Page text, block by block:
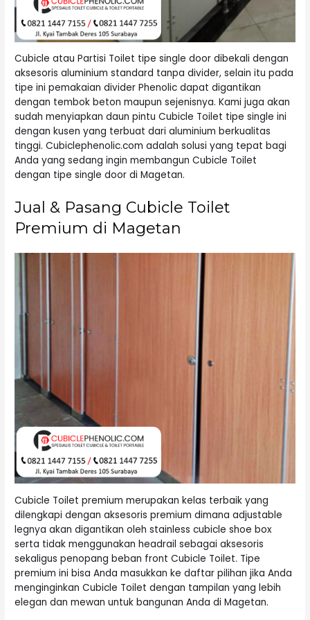
Cubicle atau Partisi Toilet tipe single door dibekali dengan
aksesoris aluminium standard tanpa divider, selain itu pada
tipe ini pemakaian divider Phenolic dapat digantikan
dengan tembok beton maupun sejenisnya. Kami juga akan
sudah menyiapkan daun pintu Cubicle Toilet tipe single ini
dengan kusen yang terbuat dari aluminium berkualitas
tinggi. Cubiclephenolic.com adalah solusi yang tepat bagi
Anda yang sedang ingin membangun Cubicle Toilet
dengan tipe single door di Magetan.
Jual & Pasang Cubicle Toilet
Premium di Magetan
Cubicle Toilet premium merupakan kelas terbaik yang
dilengkapi dengan aksesoris premium dimana adjustable
legnya akan digantikan oleh stainless cubicle shoe box
serta tidak menggunakan headrail sebagai aksesoris
sekaligus penopang beban front Cubicle Toilet. Tipe
premium ini bisa Anda masukkan ke daftar pilihan jika Anda
menginginkan Cubicle Toilet dengan tampilan yang lebih
elegan dan mewan untuk bangunan Anda di Magetan.